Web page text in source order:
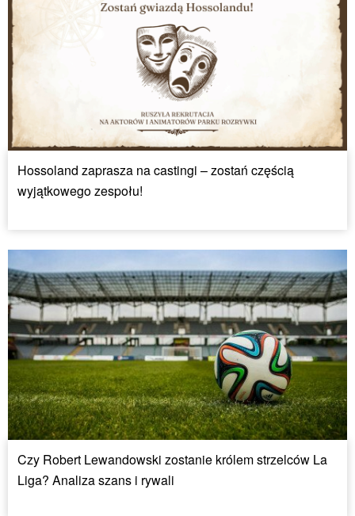
Hossoland zaprasza na castingi – zostań częścią
wyjątkowego zespołu!
Czy Robert Lewandowski zostanie królem strzelców La
Liga? Analiza szans i rywali